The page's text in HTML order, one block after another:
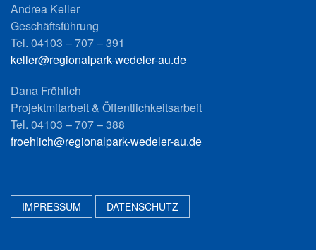
Andrea Keller
Geschäftsführung
Tel. 04103 – 707 – 391
keller@regionalpark-wedeler-au.de
Dana Fröhlich
Projektmitarbeit & Öffentlichkeitsarbeit
Tel. 04103 – 707 – 388
froehlich@regionalpark-wedeler-au.de
IMPRESSUM DATENSCHUTZ